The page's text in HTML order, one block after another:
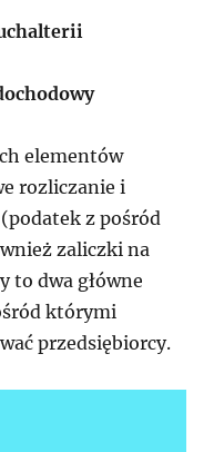
elementów
rozliczanie i
z pośród
zaliczki na
to dwa główne
którymi
przedsiębiorcy.